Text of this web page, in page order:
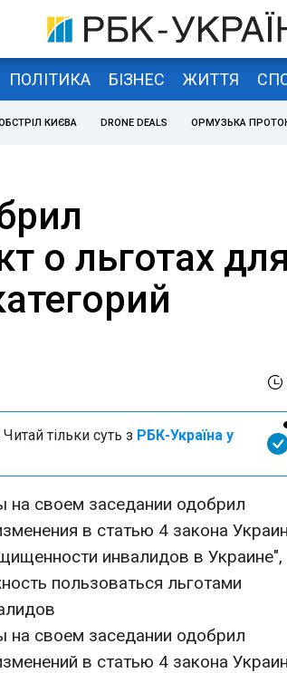
ПОЛІТИКА БІЗНЕС ЖИТТЯ
КИЄВА DRONE DEALS ОРМУЗЬКА
о льготах для
тільки суть з РБК-Україна у
на своем заседании одобрил
в статью 4 закона
инвалидов в Украине",
пользоваться льготами
на своем заседании одобрил
в статью 4 закона